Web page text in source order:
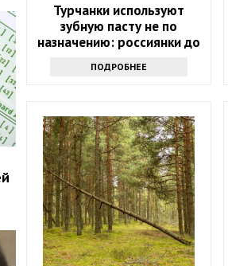
Турчанки используют
зубную пасту не по
назначению: россиянки до
ПОДРОБНЕЕ